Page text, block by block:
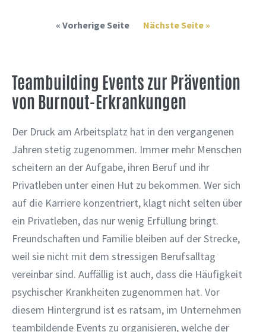
« Vorherige Seite Nächste Seite »
Teambuilding Events zur Prävention
von Burnout-Erkrankungen
Der Druck am Arbeitsplatz hat in den vergangenen
Jahren stetig zugenommen. Immer mehr Menschen
scheitern an der Aufgabe, ihren Beruf und ihr
Privatleben unter einen Hut zu bekommen. Wer sich
auf die Karriere konzentriert, klagt nicht selten über
ein Privatleben, das nur wenig Erfüllung bringt.
Freundschaften und Familie bleiben auf der Strecke,
weil sie nicht mit dem stressigen Berufsalltag
vereinbar sind. Auffällig ist auch, dass die Häufigkeit
psychischer Krankheiten zugenommen hat. Vor
diesem Hintergrund ist es ratsam, im Unternehmen
teambildende Events zu organisieren, welche der